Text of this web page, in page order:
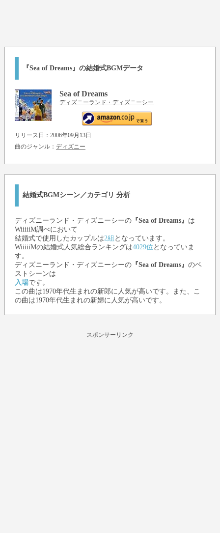
『Sea of Dreams』の結婚式BGMデータ
Sea of Dreams
ディズニーランド・ディズニーシー
リリース日：2006年09月13日
曲のジャンル： ディズニー
結婚式BGMシーン／カテゴリ 分析
ディズニーランド・ディズニーシーの『Sea of Dreams』 は
WiiiiiM調べにおいて
結婚式で使用したカップルは2組 となっています。
WiiiiiMの結婚式人気総合ランキングは4029位 となっていま
す。
ディズニーランド・ディズニーシーの『Sea of Dreams』 のベ
ストシーンは
入場です。
この曲は1970年代生まれの新郎に人気が高いです。また、こ
の曲は1970年代生まれの新婦に人気が高いです。
スポンサーリンク